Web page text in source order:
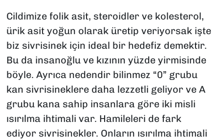
Cildimize folik asit, steroidler ve kolesterol,
ürik asit yoğun olarak üretip veriyorsak işte
biz sivrisinek için ideal bir hedefiz demektir.
Bu da insanoğlu ve kızının yüzde yirmisinde
böyle. Ayrıca nedendir bilinmez “0” grubu
kan sivrisineklere daha lezzetli geliyor ve A
grubu kana sahip insanlara göre iki misli
ısırılma ihtimali var. Hamileleri de fark
ediyor sivrisinekler. Onların ısırılma ihtimali